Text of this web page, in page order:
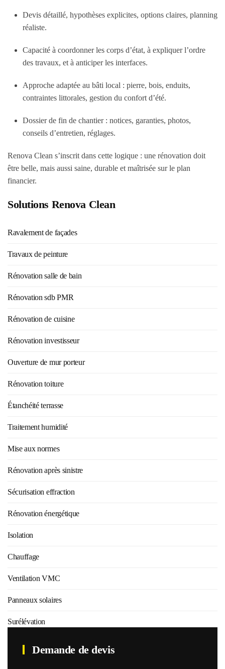
Devis détaillé, hypothèses explicites, options claires, planning
réaliste.
Capacité à coordonner les corps d’état, à expliquer l’ordre
des travaux, et à anticiper les interfaces.
Approche adaptée au bâti local : pierre, bois, enduits,
contraintes littorales, gestion du confort d’été.
Dossier de fin de chantier : notices, garanties, photos,
conseils d’entretien, réglages.
Renova Clean s’inscrit dans cette logique : une rénovation doit
être belle, mais aussi saine, durable et maîtrisée sur le plan
financier.
Solutions Renova Clean
Ravalement de façades
Travaux de peinture
Rénovation salle de bain
Rénovation sdb PMR
Rénovation de cuisine
Rénovation investisseur
Ouverture de mur porteur
Rénovation toiture
Étanchéité terrasse
Traitement humidité
Mise aux normes
Rénovation après sinistre
Sécurisation effraction
Rénovation énergétique
Isolation
Chauffage
Ventilation VMC
Panneaux solaires
Surélévation
Demande de devis